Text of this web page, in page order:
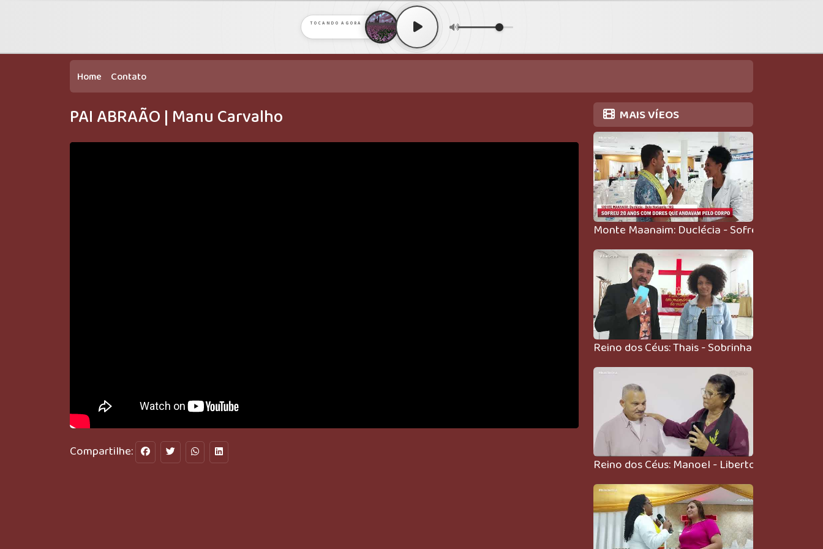
TOCANDO AGORA
Home Contato
PAI ABRAÃO | Manu Carvalho
Compartilhe:
MAIS VÍEOS
Monte Maanaim: Duclécia - Sofreu 20 anos
Reino dos Céus: Thais - Sobrinha curada de
Reino dos Céus: Manoel - Liberto do